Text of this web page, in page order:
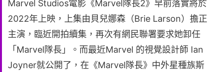
Marvel Studios電影《Marvel隊長2》早前落實將於
2022年上映，上集由貝兒娜森（Brie Larson）擔正
主演，臨近開拍續集，再次有網民聯署要求她卸任
「Marvel隊長」。而最近Marvel 的視覺設計師 Ian
Joyner就公開了，在《Marvel隊長》中外星種族斯